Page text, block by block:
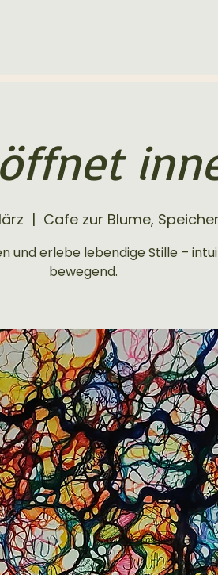
  |
Cafe zur Blume, Speicher
und erlebe lebendige Stille –
bewegend.